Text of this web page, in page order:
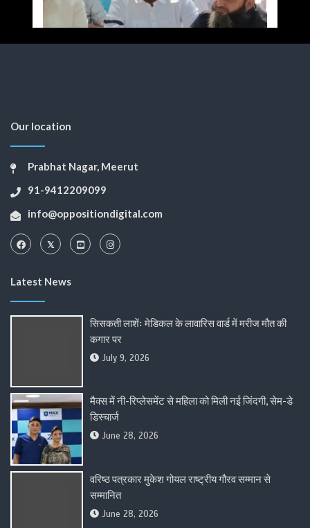
Our location
Prabhat Nagar, Meerut
91-9412209099
info@oppositiondigital.com
Latest News
सिसकती लाशेंः मेडिकल के लावारिस वार्ड में मरीज मौत की
कगार पर
July 9, 2026
मैक्स में नी-रिप्लेसमेंट से महिला को मिली नई जिंदगी, सेम-डे
डिस्चार्ज
June 28, 2026
वरिष्ठ पत्रकार मुकेश गोयल राष्ट्रीय गौरव सम्मान से
सम्मानित
June 28, 2026